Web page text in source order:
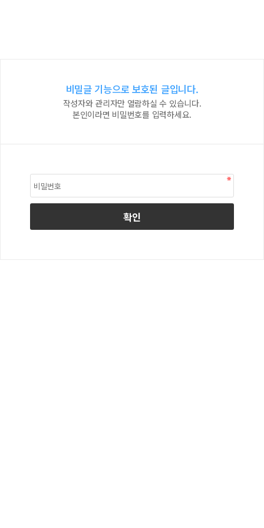
비밀글 기능으로 보호된 글입니다.
작성자와 관리자만 열람하실 수 있습니다.
본인이라면 비밀번호를 입력하세요.